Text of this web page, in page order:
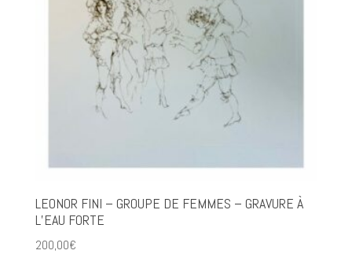
LEONOR FINI – GROUPE DE FEMMES – GRAVURE À
L’EAU FORTE
200,00€